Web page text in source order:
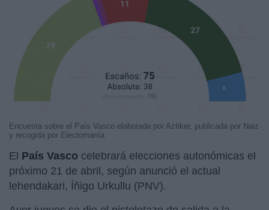
Encuesta sobre el País Vasco elaborada por Aztiker, publicada por Naiz
y recogida por Electomanía
El País Vasco celebrará elecciones autonómicas el
próximo 21 de abril, según anunció el actual
lehendakari, Íñigo Urkullu (PNV).